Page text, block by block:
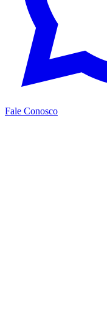
Fale Conosco